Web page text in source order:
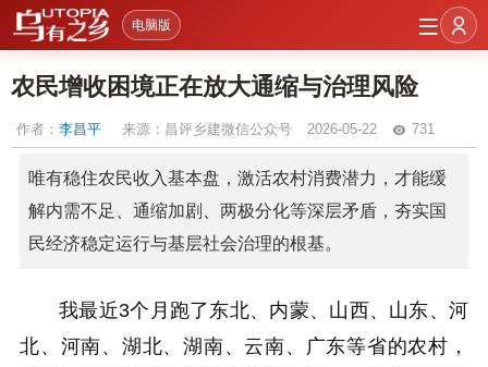
电脑版
农民增收困境正在放大通缩与治理风险
作者： 李昌平 来源：昌评乡建微信公众号 2026-05-22 731
唯有稳住农民收入基本盘，激活农村消费潜力，才能缓
解内需不足、通缩加剧、两极分化等深层矛盾，夯实国
民经济稳定运行与基层社会治理的根基。
我最近3个月跑了东北、内蒙、山西、山东、河
北、河南、湖北、湖南、云南、广东等省的农村，